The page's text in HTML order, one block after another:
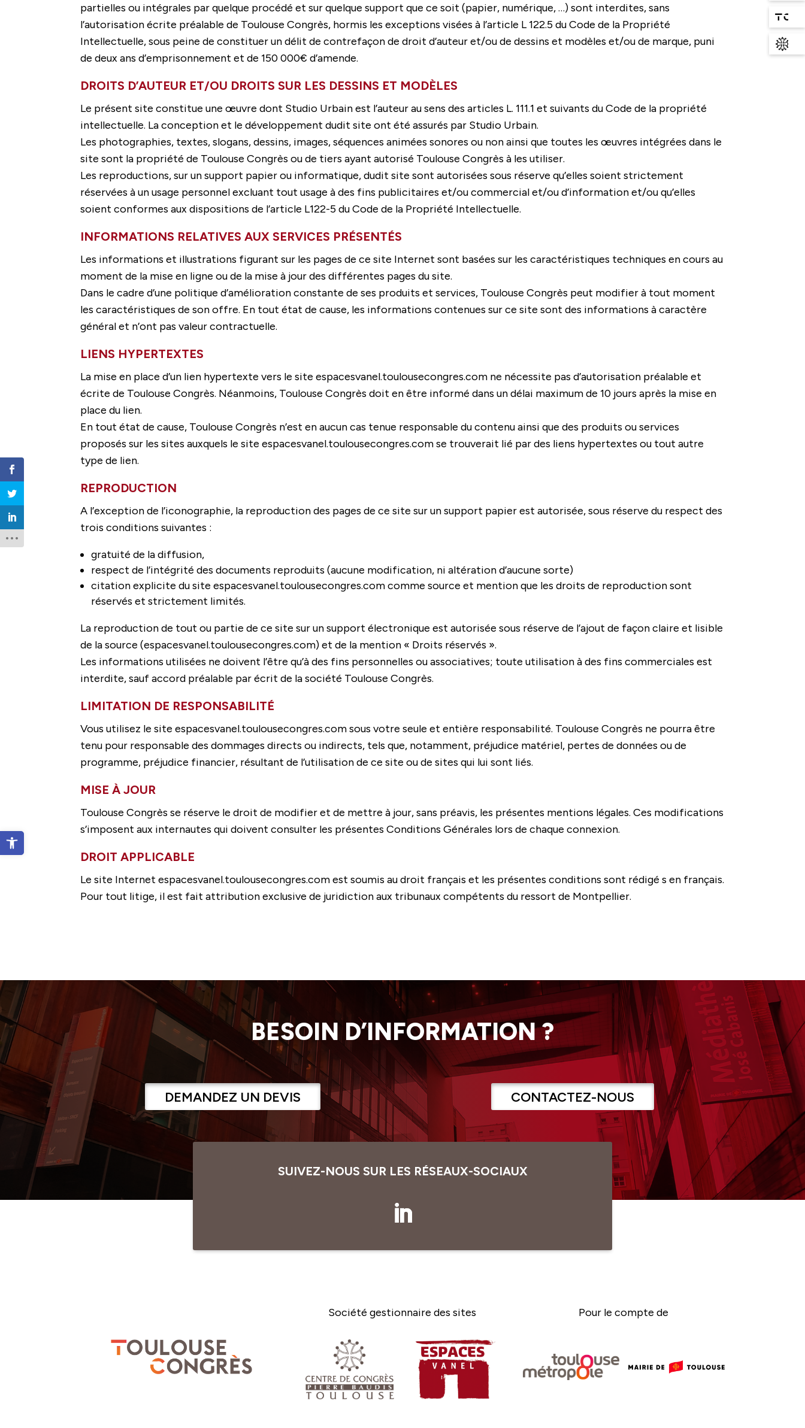
Ouvrir la barre d’outils
partielles ou intégrales par quelque procédé et sur quelque support que ce soit (papier, numérique, …) sont interdites, sans
l’autorisation écrite préalable de Toulouse Congrès, hormis les exceptions visées à l’article L 122.5 du Code de la Propriété
Intellectuelle, sous peine de constituer un délit de contrefaçon de droit d’auteur et/ou de dessins et modèles et/ou de marque, puni
de deux ans d’emprisonnement et de 150 000€ d’amende.
DROITS D’AUTEUR ET/OU DROITS SUR LES DESSINS ET MODÈLES
Le présent site constitue une œuvre dont Studio Urbain est l’auteur au sens des articles L. 111.1 et suivants du Code de la propriété
intellectuelle. La conception et le développement dudit site ont été assurés par Studio Urbain.
Les photographies, textes, slogans, dessins, images, séquences animées sonores ou non ainsi que toutes les œuvres intégrées dans le
site sont la propriété de Toulouse Congrès ou de tiers ayant autorisé Toulouse Congrès à les utiliser.
Les reproductions, sur un support papier ou informatique, dudit site sont autorisées sous réserve qu’elles soient strictement
réservées à un usage personnel excluant tout usage à des fins publicitaires et/ou commercial et/ou d’information et/ou qu’elles
soient conformes aux dispositions de l’article L122-5 du Code de la Propriété Intellectuelle.
INFORMATIONS RELATIVES AUX SERVICES PRÉSENTÉS
Les informations et illustrations figurant sur les pages de ce site Internet sont basées sur les caractéristiques techniques en cours au
moment de la mise en ligne ou de la mise à jour des différentes pages du site.
Dans le cadre d’une politique d’amélioration constante de ses produits et services, Toulouse Congrès peut modifier à tout moment
les caractéristiques de son offre. En tout état de cause, les informations contenues sur ce site sont des informations à caractère
général et n’ont pas valeur contractuelle.
LIENS HYPERTEXTES
La mise en place d’un lien hypertexte vers le site espacesvanel.toulousecongres.com ne nécessite pas d’autorisation préalable et
écrite de Toulouse Congrès. Néanmoins, Toulouse Congrès doit en être informé dans un délai maximum de 10 jours après la mise en
place du lien.
En tout état de cause, Toulouse Congrès n’est en aucun cas tenue responsable du contenu ainsi que des produits ou services
proposés sur les sites auxquels le site espacesvanel.toulousecongres.com se trouverait lié par des liens hypertextes ou tout autre
type de lien.
REPRODUCTION
A l’exception de l’iconographie, la reproduction des pages de ce site sur un support papier est autorisée, sous réserve du respect des
trois conditions suivantes :
gratuité de la diffusion,
respect de l’intégrité des documents reproduits (aucune modification, ni altération d’aucune sorte)
citation explicite du site espacesvanel.toulousecongres.com comme source et mention que les droits de reproduction sont
réservés et strictement limités.
La reproduction de tout ou partie de ce site sur un support électronique est autorisée sous réserve de l’ajout de façon claire et lisible
de la source (espacesvanel.toulousecongres.com) et de la mention « Droits réservés ».
Les informations utilisées ne doivent l’être qu’à des fins personnelles ou associatives; toute utilisation à des fins commerciales est
interdite, sauf accord préalable par écrit de la société Toulouse Congrès.
LIMITATION DE RESPONSABILITÉ
Vous utilisez le site espacesvanel.toulousecongres.com sous votre seule et entière responsabilité. Toulouse Congrès ne pourra être
tenu pour responsable des dommages directs ou indirects, tels que, notamment, préjudice matériel, pertes de données ou de
programme, préjudice financier, résultant de l’utilisation de ce site ou de sites qui lui sont liés.
MISE À JOUR
Toulouse Congrès se réserve le droit de modifier et de mettre à jour, sans préavis, les présentes mentions légales. Ces modifications
s’imposent aux internautes qui doivent consulter les présentes Conditions Générales lors de chaque connexion.
DROIT APPLICABLE
Le site Internet espacesvanel.toulousecongres.com est soumis au droit français et les présentes conditions sont rédigé s en français.
Pour tout litige, il est fait attribution exclusive de juridiction aux tribunaux compétents du ressort de Montpellier.
BESOIN D’INFORMATION ?
DEMANDEZ UN DEVIS CONTACTEZ-NOUS
SUIVEZ-NOUS SUR LES RÉSEAUX-SOCIAUX
Société gestionnaire des sites Pour le compte de